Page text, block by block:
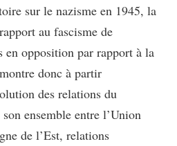
sur le nazisme en 1945, la
au fascisme de
en opposition par rapport à la
donc à partir
des relations du
ensemble entre l’Union
de l’Est, relations